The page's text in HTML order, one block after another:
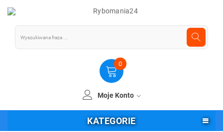
0
Moje Konto
KATEGORIE